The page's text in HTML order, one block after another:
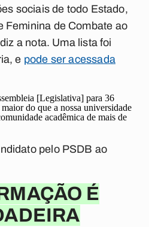
sociais de todo Estado,
Feminina de Combate ao
a nota. Uma lista foi
e pode ser acessada
[Legislativa] para 36
do que a nossa universidade
acadêmica de mais de
pelo PSDB ao
É